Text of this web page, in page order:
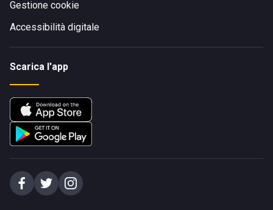
Gestione cookie
Accessibilità digitale
Scarica l'app